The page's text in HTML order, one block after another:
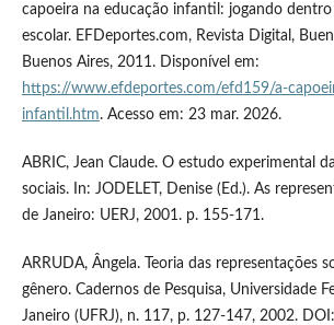
capoeira na educação infantil: jogando
escolar. EFDeportes.com, Revista Digital,
Buenos Aires, 2011. Disponível em:
https://www.efdeportes.com/efd159/a-
infantil.htm. Acesso em: 23 mar. 2026.
ABRIC, Jean Claude. O estudo experimental
sociais. In: JODELET, Denise (Ed.). As
de Janeiro: UERJ, 2001. p. 155-171.
ARRUDA, Ângela. Teoria das representações
gênero. Cadernos de Pesquisa, Universidade
Janeiro (UFRJ), n. 117, p. 127-147, 2002. DOI: